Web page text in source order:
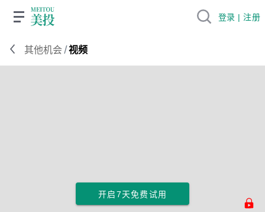
其他机会 /视频
开启7天免费试用
登录 | 注册